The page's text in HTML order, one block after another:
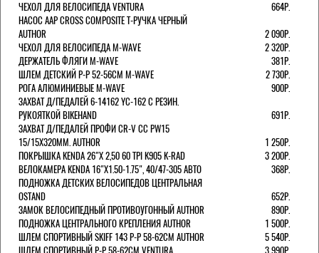
ЧЕХОЛ ДЛЯ ВЕЛОСИПЕДА VENTURA
664Р.
НАСОС AAP CROSS COMPOSITE Т-РУЧКА ЧЕРНЫЙ
AUTHOR
2 090Р.
ЧЕХОЛ ДЛЯ ВЕЛОСИПЕДА M-WAVE
2 320Р.
ДЕРЖАТЕЛЬ ФЛЯГИ M-WAVE
381Р.
ШЛЕМ ДЕТСКИЙ Р-Р 52-56СМ M-WAVE
2 730Р.
РОГА АЛЮМИНИЕВЫЕ M-WAVE
900Р.
ЗАХВАТ Д/ПЕДАЛЕЙ 6-14162 YC-162 С РЕЗИН.
РУКОЯТКОЙ BIKEHAND
691Р.
ЗАХВАТ Д/ПЕДАЛЕЙ ПРОФИ CR-V CC PW15
15/15X320ММ. AUTHOR
1 250Р.
ПОКРЫШКА KENDA 26"Х 2,50 60 TPI K905 K-RAD
3 200Р.
ВЕЛОКАМЕРА KENDA 16"Х1.50-1.75", 40/47-305 АВТО
368Р.
ПОДНОЖКА ДЕТСКИХ ВЕЛОСИПЕДОВ ЦЕНТРАЛЬНАЯ
OSTAND
652Р.
ЗАМОК ВЕЛОСИПЕДНЫЙ ПРОТИВОУГОННЫЙ AUTHOR
890Р.
ПОДНОЖКА ЦЕНТРАЛЬНОГО КРЕПЛЕНИЯ AUTHOR
1 500Р.
ШЛЕМ СПОРТИВНЫЙ SKIFF 143 Р-Р 58-62СМ AUTHOR
5 540Р.
ШЛЕМ СПОРТИВНЫЙ Р-Р 58-62СМ VENTURA
3 990Р.